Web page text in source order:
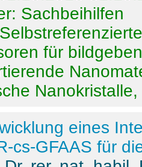
Sachbeihilfen
für
eines
cs-GFAAS für